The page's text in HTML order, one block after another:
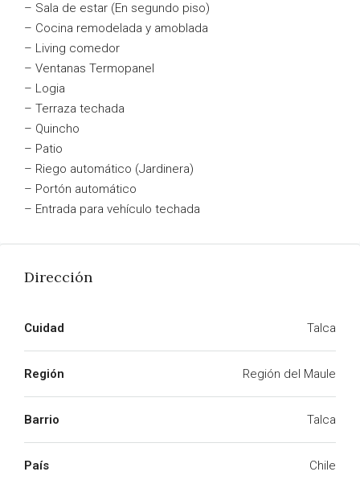
– Sala de estar (En segundo piso)
– Cocina remodelada y amoblada
– Living comedor
– Ventanas Termopanel
– Logia
– Terraza techada
– Quincho
– Patio
– Riego automático (Jardinera)
– Portón automático
– Entrada para vehículo techada
Dirección
Cuidad Talca
Región Región del Maule
Barrio Talca
País Chile